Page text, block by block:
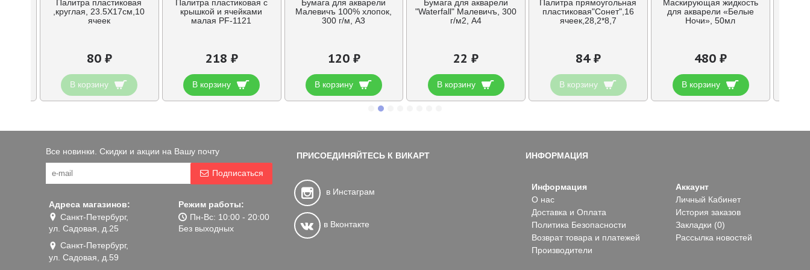
Палитра пластиковая
,круглая, 23.5X17см,10
ячеек
80 ₽
В корзину
Палитра пластиковая с
крышкой и ячейками
малая PF-1121
218 ₽
В корзину
Бумага для акварели
Малевичъ 100% хлопок,
300 г/м, А3
120 ₽
В корзину
Бумага для акварели
"Waterfall" Малевичъ, 300
г/м2, А4
22 ₽
В корзину
Палитра прямоугольная
пластиковая"Сонет",16
ячеек,28,2*8,7
84 ₽
В корзину
Маскирующая жидкость
для акварели «Белые
Ночи», 50мл
480 ₽
В корзину
Все новинки. Скидки и акции на Вашу почту
Подписаться
Адреса магазинов:
Санкт-Петербург,
ул. Садовая, д.25
Санкт-Петербург,
ул. Садовая, д.59
Режим работы:
Пн-Вс: 10:00 - 20:00
Без выходных
ПРИСОЕДИНЯЙТЕСЬ К ВИКАРТ
в Инстаграм
в Вконтакте
ИНФОРМАЦИЯ
Информация
О нас
Доставка и Оплата
Политика Безопасности
Возврат товара и платежей
Производители
Аккаунт
Личный Кабинет
История заказов
Закладки (0)
Рассылка новостей